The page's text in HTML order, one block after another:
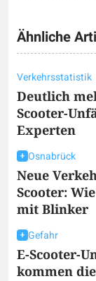
Ähnliche
Verkehrsstatistik
Deutlich
Scooter-
Experten
Osnabrück
Neue
Scooter:
mit Blinker
Gefahr
E-Scooter-
kommen